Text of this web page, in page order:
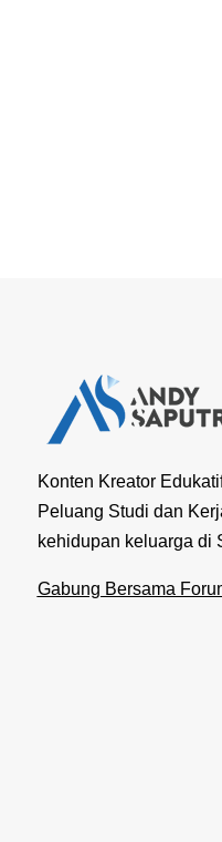
Konten Kreator
Peluang Studi dan
kehidupan keluarga di
Gabung Bersama